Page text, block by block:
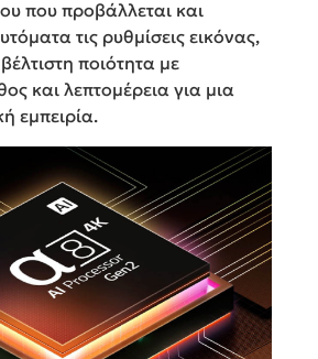
που προβάλλεται και
τις ρυθμίσεις εικόνας,
ποιότητα με
και λεπτομέρεια για μια
εμπειρία.